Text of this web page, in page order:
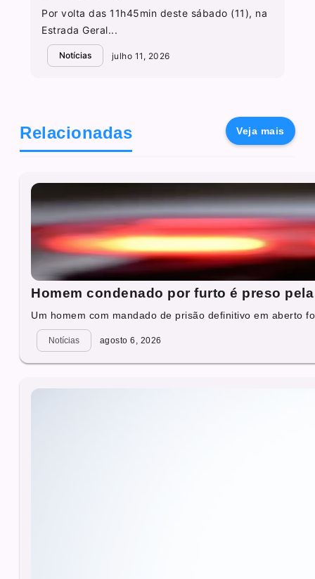
Por volta das 11h45min deste sábado (11), na
Estrada Geral...
Notícias julho 11, 2026
Relacionadas Veja mais
Homem condenado por furto é preso
Um homem com mandado de prisão definitivo em aberto
Notícias agosto 6, 2026